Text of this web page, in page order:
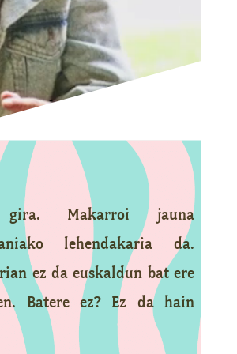
gira. Makarroi jauna
lehendakaria da.
ez da euskaldun bat ere
Batere ez? Ez da hain